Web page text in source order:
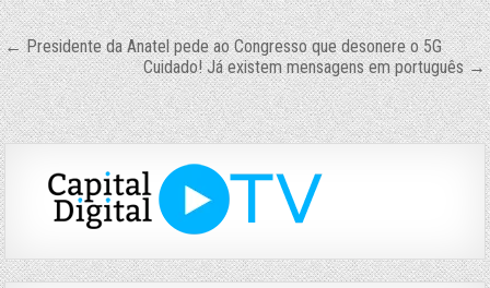
Navegação
de
Post
← Presidente da Anatel pede ao Congresso que desonere o 5G
Cuidado! Já existem mensagens em português →